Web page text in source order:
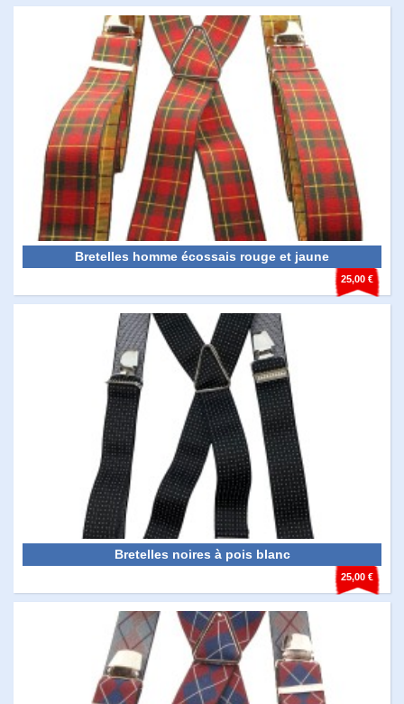
25,00 €
Bretelles homme écossais rouge et jaune
25,00 €
Bretelles noires à pois blanc